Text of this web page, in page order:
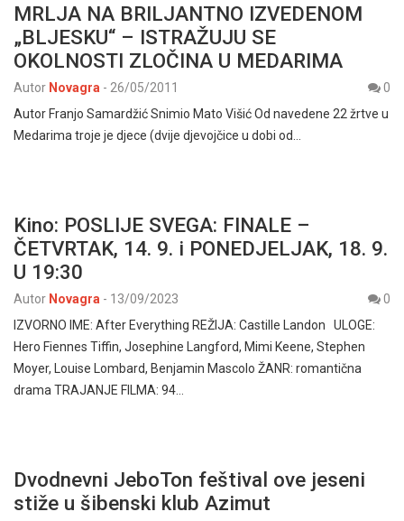
MRLJA NA BRILJANTNO IZVEDENOM
„BLJESKU“ – ISTRAŽUJU SE
OKOLNOSTI ZLOČINA U MEDARIMA
Autor Novagra - 26/05/2011
0
Autor Franjo Samardžić Snimio Mato Višić Od navedene 22 žrtve u
Medarima troje je djece (dvije djevojčice u dobi od…
Kino: POSLIJE SVEGA: FINALE –
ČETVRTAK, 14. 9. i PONEDJELJAK, 18. 9.
U 19:30
Autor Novagra - 13/09/2023
0
IZVORNO IME: After Everything REŽIJA: Castille Landon ULOGE:
Hero Fiennes Tiffin, Josephine Langford, Mimi Keene, Stephen
Moyer, Louise Lombard, Benjamin Mascolo ŽANR: romantična
drama TRAJANJE FILMA: 94…
Dvodnevni JeboTon feštival ove jeseni
stiže u šibenski klub Azimut